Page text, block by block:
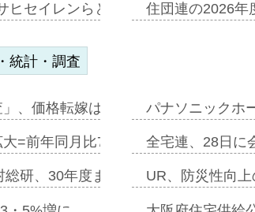
ヒセイレンらと協働開発開始=三協…
住団連の2026
統計・調査
、価格転嫁は十分に進まず=「物…
大=前年同月比7・1%上昇…
総研、30年度まで〝揺り戻し〟…
パナソニックホ
全宅連、28日に
UR、防災性向